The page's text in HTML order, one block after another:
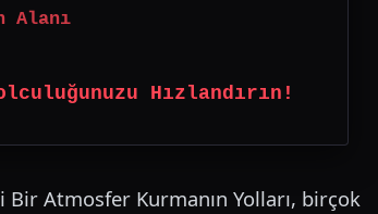
Alanı
Hızlandırın!
Bir Atmosfer Kurmanın Yolları, birçok